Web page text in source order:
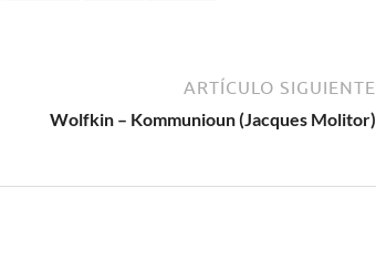
ARTÍCULO SIGUIENTE
Wolfkin – Kommunioun (Jacques Molitor)